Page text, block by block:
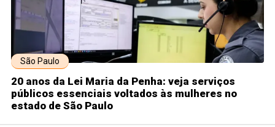
São Paulo
20 anos da Lei Maria da Penha: veja serviços
públicos essenciais voltados às mulheres no
estado de São Paulo